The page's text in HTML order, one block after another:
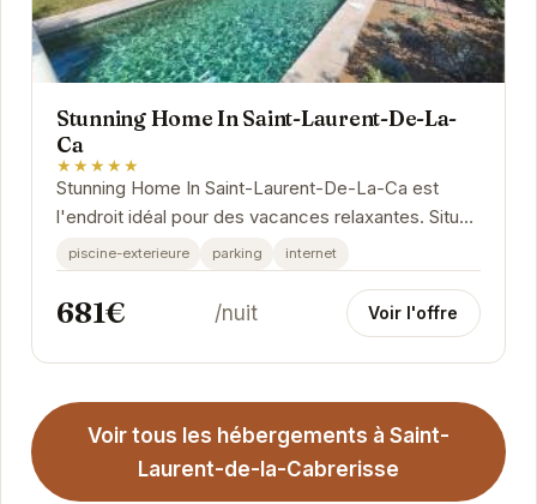
Stunning Home In Saint-Laurent-De-La-
Ca
★★★★★
Stunning Home In Saint-Laurent-De-La-Ca est
l'endroit idéal pour des vacances relaxantes. Situé
dans le charmant village de...
piscine-exterieure parking internet
681€ /nuit Voir l'offre
Voir tous les hébergements à Saint-
Laurent-de-la-Cabrerisse